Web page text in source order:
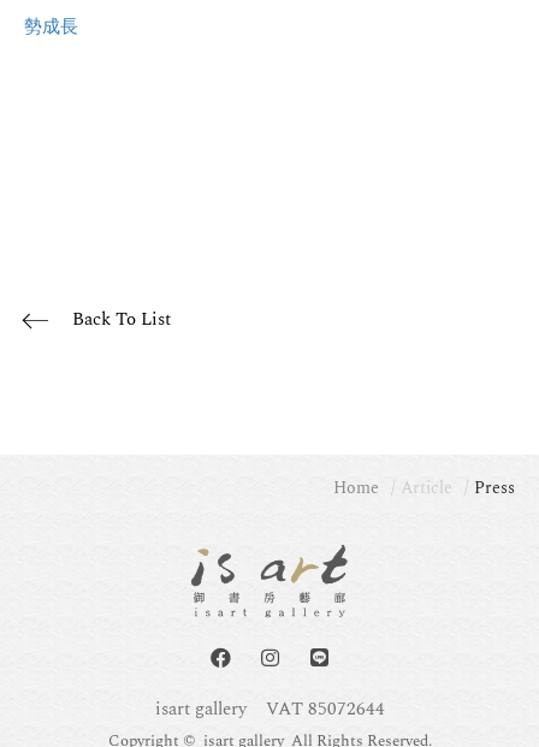
勢成長
Back To List
Home Article Press
isart gallery VAT 85072644
Copyright © isart gallery All Rights Reserved.